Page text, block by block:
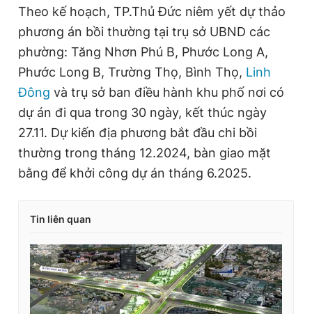
Theo kế hoạch, TP.Thủ Đức niêm yết dự thảo
phương án bồi thường tại trụ sở UBND các
phường: Tăng Nhơn Phú B, Phước Long A,
Phước Long B, Trường Thọ, Bình Thọ, Linh
Đông và trụ sở ban điều hành khu phố nơi có
dự án đi qua trong 30 ngày, kết thúc ngày
27.11. Dự kiến địa phương bắt đầu chi bồi
thường trong tháng 12.2024, bàn giao mặt
bằng để khởi công dự án tháng 6.2025.
Tin liên quan